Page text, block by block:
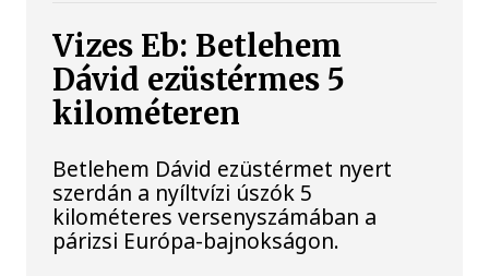
Vizes Eb: Betlehem
Dávid ezüstérmes 5
kilométeren
Betlehem Dávid ezüstérmet nyert
szerdán a nyíltvízi úszók 5
kilométeres versenyszámában a
párizsi Európa-bajnokságon.